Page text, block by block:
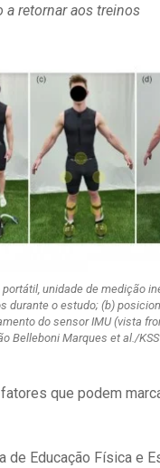
a retornar aos treinos
unidade de medição
durante o estudo; (b)
do sensor IMU (vista
Belleboni Marques et al./
que podem
Educação Física e